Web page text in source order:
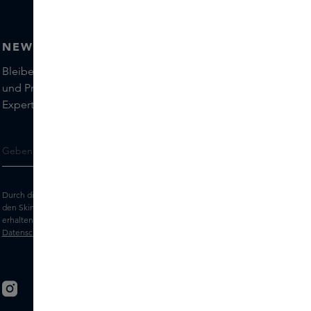
NEWSLETTER
Bleiben Sie auf dem Laufenden über die neuesten Marken
und Produkte und holen Sie sich Tipps von unseren Skins
Experts.
Durch die Eingabe Ihrer E-Mail-Adresse erklären Sie sich damit einverstanden,
den Skins-Newsletter und personalisierte Marketingnachrichten per E-Mail zu
erhalten. Sehen Sie sich unsere
Datenschutz